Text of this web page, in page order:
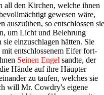
all den Kirchen, welche ihnen
gewesen wäre,
auszuüben, so entschlossen sie
um Licht und Belehrung
einzuschlagen hätten. Sie
entschlossenem Eifer fort-
Seinen Engel sandte, der
Hände auf ihre Häupter
zu taufen, welches sie
will Mr. Cowdry's eigene